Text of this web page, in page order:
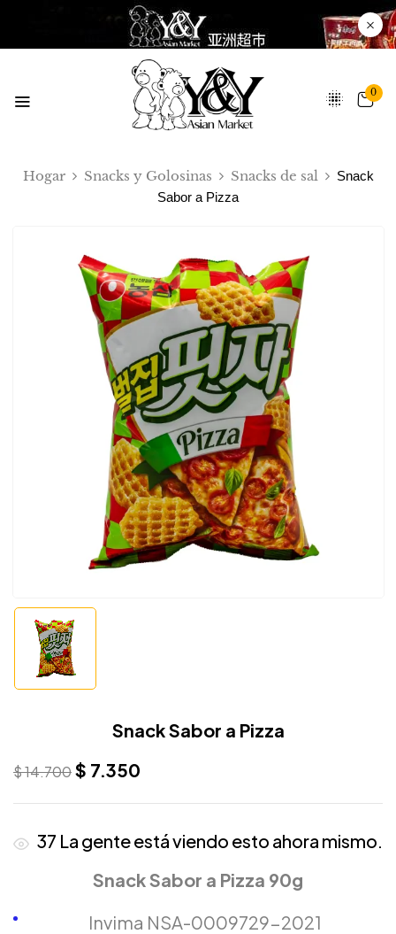
0
Hogar Snacks y Golosinas Snacks de sal
Snack
Sabor a Pizza
Snack Sabor a Pizza
$14.700$ 7.350
37 La gente está viendo esto ahora mismo.
Snack Sabor a Pizza 90g
Invima NSA-0009729-2021